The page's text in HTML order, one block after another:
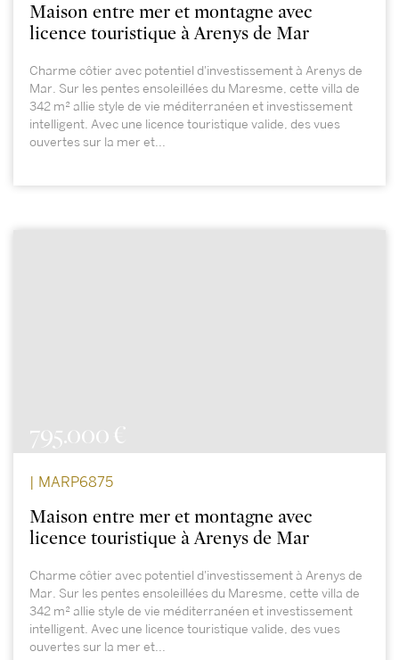
Maison entre mer et montagne avec
licence touristique à Arenys de Mar
Charme côtier avec potentiel d'investissement à Arenys de
Mar. Sur les pentes ensoleillées du Maresme, cette villa de
342 m² allie style de vie méditerranéen et investissement
intelligent. Avec une licence touristique valide, des vues
ouvertes sur la mer et...
795.000 €
| MARP6875
Maison entre mer et montagne avec
licence touristique à Arenys de Mar
Charme côtier avec potentiel d'investissement à Arenys de
Mar. Sur les pentes ensoleillées du Maresme, cette villa de
342 m² allie style de vie méditerranéen et investissement
intelligent. Avec une licence touristique valide, des vues
ouvertes sur la mer et...